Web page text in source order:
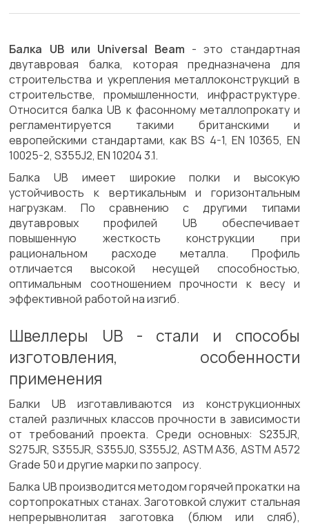
Балка UB или Universal Beam - это стандартная
двутавровая балка, которая предназначена для
строительства и укрепления металлоконструкций в
строительстве, промышленности, инфраструктуре.
Относится балка UB к фасонному металлопрокату и
регламентируется такими британскими и
европейскими стандартами, как BS 4-1, EN 10365, EN
10025-2, S355J2, EN 10204 3.1.
Балка UB имеет широкие полки и высокую
устойчивость к вертикальным и горизонтальным
нагрузкам. По сравнению с другими типами
двутавровых профилей UB обеспечивает
повышенную жесткость конструкции при
рациональном расходе металла. Профиль
отличается высокой несущей способностью,
оптимальным соотношением прочности к весу и
эффективной работой на изгиб.
Швеллеры UB - стали и способы
изготовления, особенности
применения
Балки UB изготавливаются из конструкционных
сталей различных классов прочности в зависимости
от требований проекта. Среди основных: S235JR,
S275JR, S355JR, S355J0, S355J2, ASTM A36, ASTM A572
Grade 50 и другие марки по запросу.
Балка UB производится методом горячей прокатки на
сортопрокатных станах. Заготовкой служит стальная
непрерывнолитая заготовка (блюм или сляб),